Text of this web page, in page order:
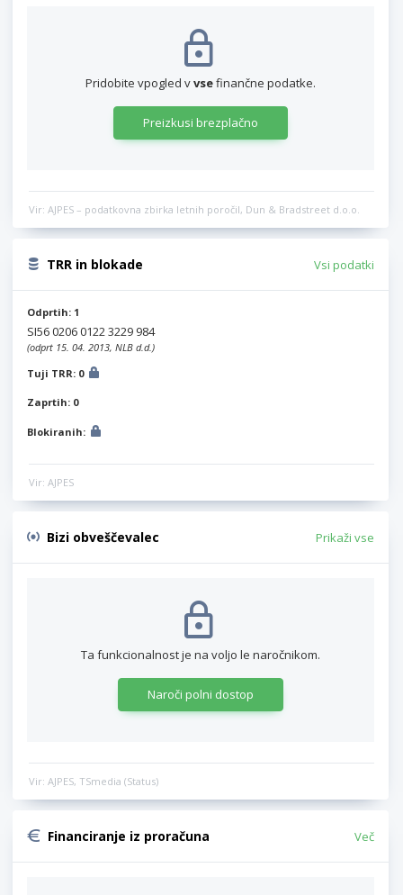
Pridobite vpogled vvsefinančne podatke.
Preizkusi brezplačno
Vir: AJPES – podatkovna zbirka letnih poročil, Dun & Bradstreet d.o.o.
TRR in blokade Vsi podatki
Odprtih: 1
SI56 0206 0122 3229 984
(odprt 15. 04. 2013, NLB d.d.)
Tuji TRR: 0
Zaprtih: 0
Blokiranih:
Vir: AJPES
Bizi obveščevalec Prikaži vse
Ta funkcionalnost je na voljo le naročnikom.
Naroči polni dostop
Vir: AJPES, TSmedia (Status)
Financiranje iz proračuna Več